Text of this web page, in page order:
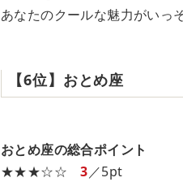
あなたのクールな魅力がいっ
【6位】おとめ座
おとめ座の総合ポイント
★★★☆☆3／5pt